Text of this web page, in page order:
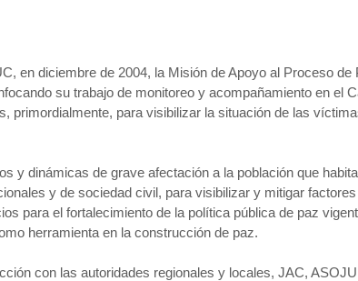
en diciembre de 2004, la Misión de Apoyo al Proceso
su trabajo de monitoreo y acompañamiento en el
primordialmente, para visibilizar la situación de las
y dinámicas de grave afectación a la población que
y de sociedad civil, para visibilizar y mitigar
para el fortalecimiento de la política pública de paz
herramienta en la construcción de paz.
con las autoridades regionales y locales, JAC,